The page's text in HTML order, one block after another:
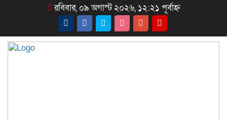
রবিবার, ০৯ অগাস্ট ২০২৬, ১২:২১ পূর্বাহ্ন